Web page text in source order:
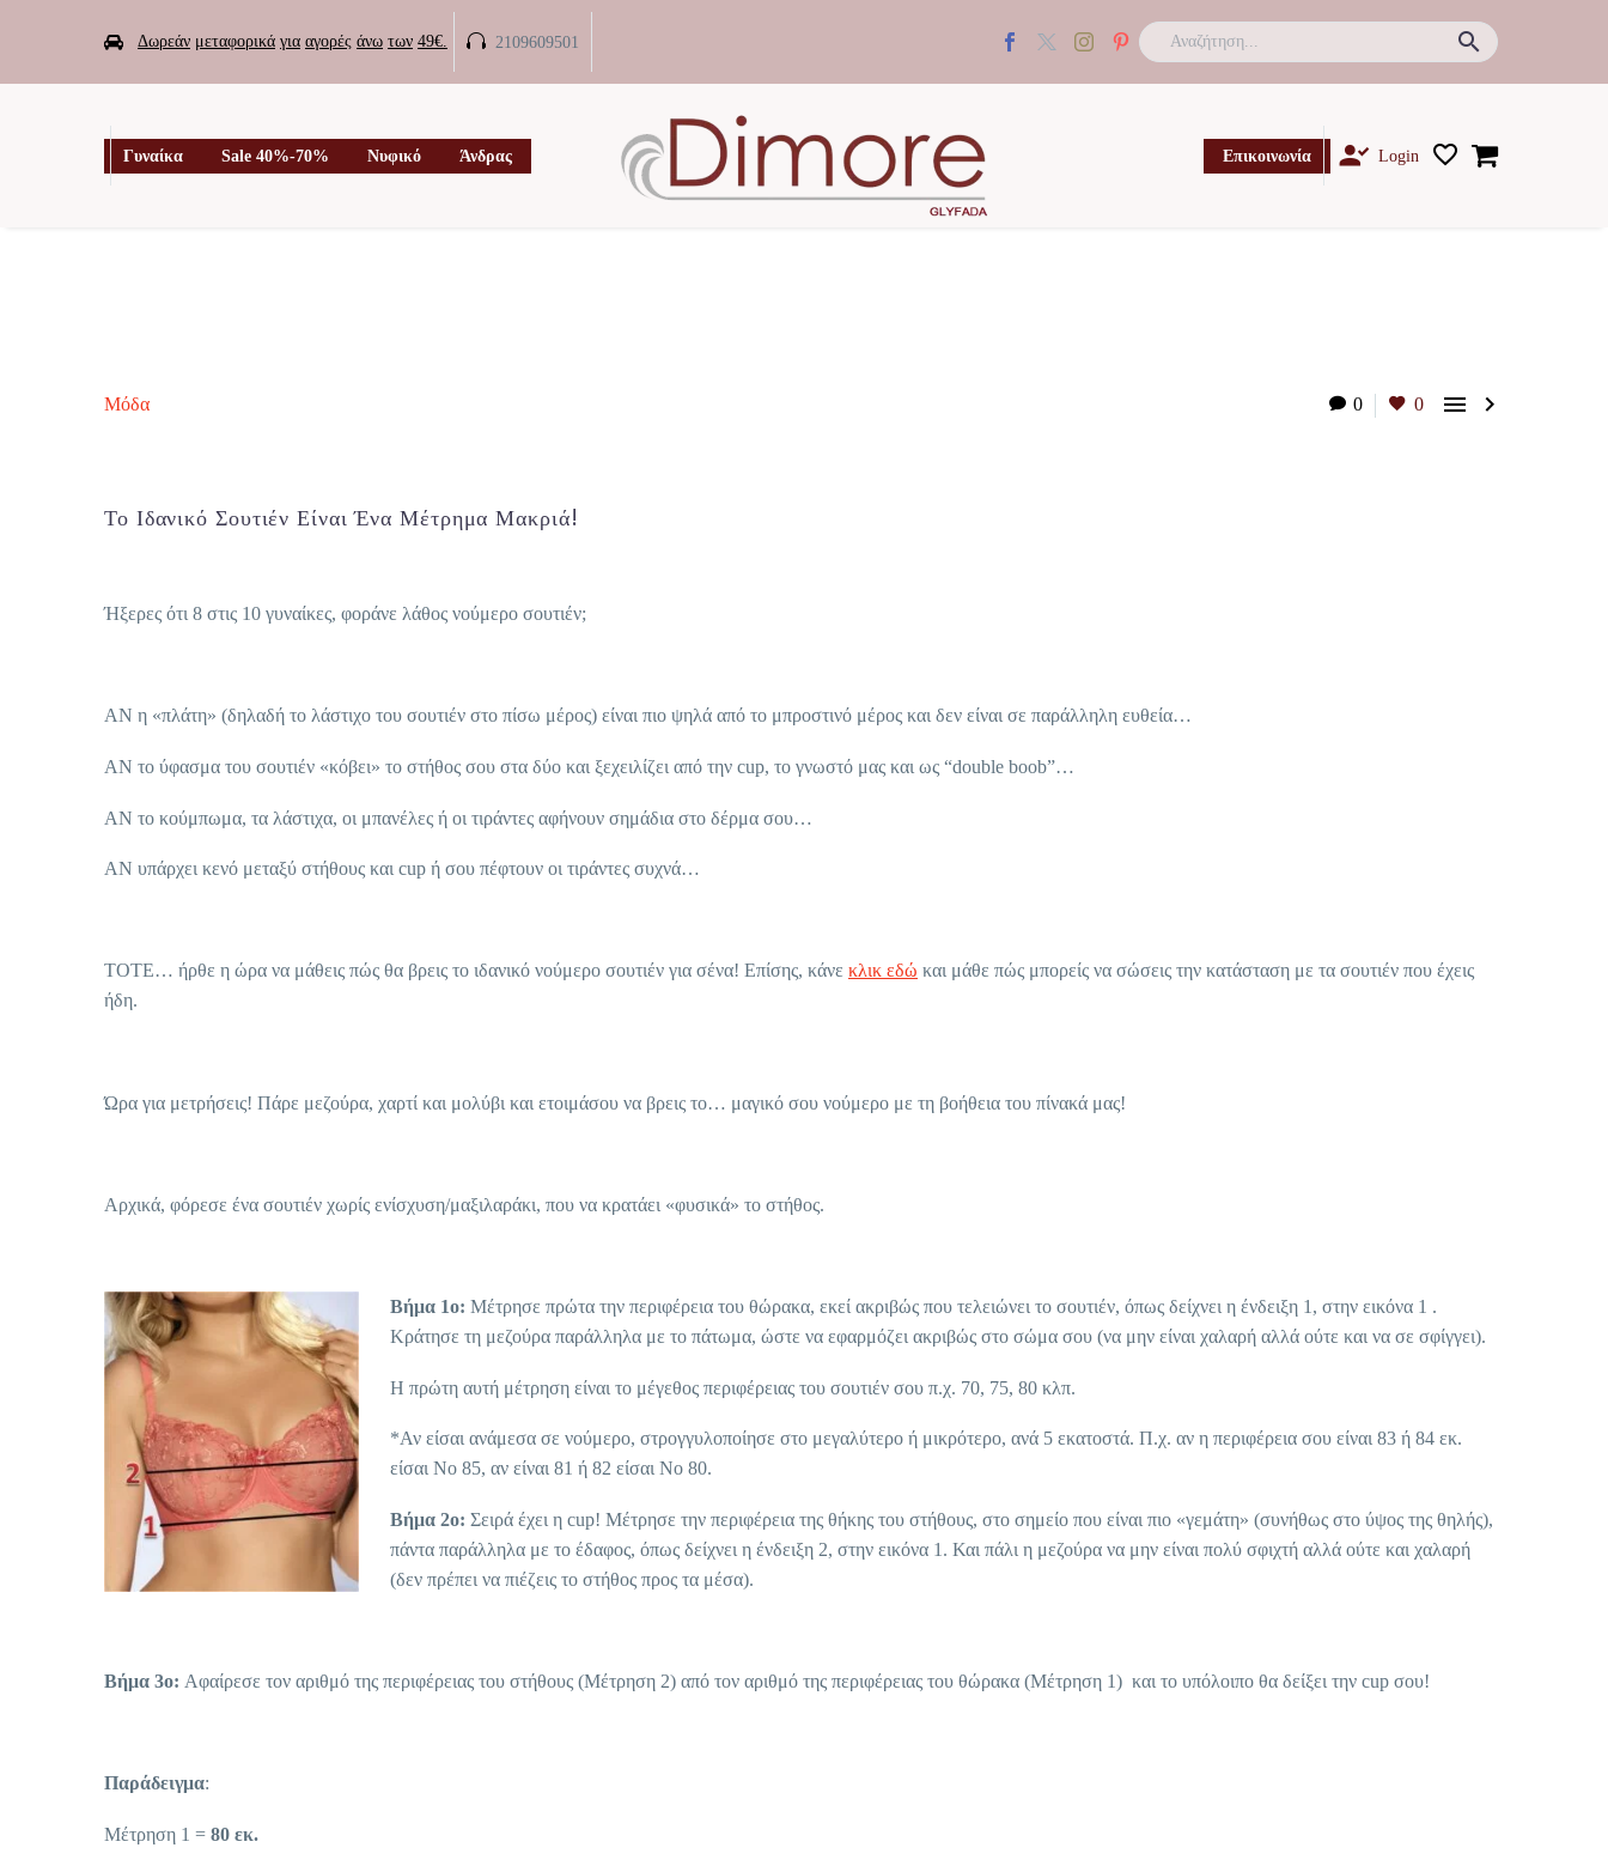
 Δωρεάν μεταφορικά για αγορές άνω των 49€. 
 2109609501
Γυναίκα Sale 40%-70% Νυφικό Άνδρας Επικοινωνία  Login
0 0  
Μόδα
Το Ιδανικό Σουτιέν Είναι Ένα Μέτρημα Μακριά!
Ήξερες ότι 8 στις 10 γυναίκες, φοράνε λάθος νούμερο σουτιέν;
ΑΝ η «πλάτη» (δηλαδή το λάστιχο του σουτιέν στο πίσω μέρος) είναι πιο ψηλά από το μπροστινό μέρος και δεν είναι σε παράλληλη ευθεία…
ΑΝ το ύφασμα του σουτιέν «κόβει» το στήθος σου στα δύο και ξεχειλίζει από την cup, το γνωστό μας και ως “double boob”…
AN το κούμπωμα, τα λάστιχα, οι μπανέλες ή οι τιράντες αφήνουν σημάδια στο δέρμα σου…
ΑΝ υπάρχει κενό μεταξύ στήθους και cup ή σου πέφτουν οι τιράντες συχνά…
ΤΟΤΕ… ήρθε η ώρα να μάθεις πώς θα βρεις το ιδανικό νούμερο σουτιέν για σένα! Επίσης, κάνε κλικ εδώ και μάθε πώς μπορείς να σώσεις την κατάσταση με τα σουτιέν που έχεις
ήδη.
Ώρα για μετρήσεις! Πάρε μεζούρα, χαρτί και μολύβι και ετοιμάσου να βρεις το… μαγικό σου νούμερο με τη βοήθεια του πίνακά μας!
Αρχικά, φόρεσε ένα σουτιέν χωρίς ενίσχυση/μαξιλαράκι, που να κρατάει «φυσικά» το στήθος.
Βήμα 1ο: Μέτρησε πρώτα την περιφέρεια του θώρακα, εκεί ακριβώς που τελειώνει το σουτιέν, όπως δείχνει η ένδειξη 1, στην εικόνα 1 .
Κράτησε τη μεζούρα παράλληλα με το πάτωμα, ώστε να εφαρμόζει ακριβώς στο σώμα σου (να μην είναι χαλαρή αλλά ούτε και να σε σφίγγει).
Η πρώτη αυτή μέτρηση είναι το μέγεθος περιφέρειας του σουτιέν σου π.χ. 70, 75, 80 κλπ.
*Αν είσαι ανάμεσα σε νούμερο, στρογγυλοποίησε στο μεγαλύτερο ή μικρότερο, ανά 5 εκατοστά. Π.χ. αν η περιφέρεια σου είναι 83 ή 84 εκ.
είσαι Νο 85, αν είναι 81 ή 82 είσαι Νο 80.
Βήμα 2ο: Σειρά έχει η cup! Μέτρησε την περιφέρεια της θήκης του στήθους, στο σημείο που είναι πιο «γεμάτη» (συνήθως στο ύψος της θηλής),
πάντα παράλληλα με το έδαφος, όπως δείχνει η ένδειξη 2, στην εικόνα 1. Και πάλι η μεζούρα να μην είναι πολύ σφιχτή αλλά ούτε και χαλαρή
(δεν πρέπει να πιέζεις το στήθος προς τα μέσα).
Βήμα 3ο: Αφαίρεσε τον αριθμό της περιφέρειας του στήθους (Μέτρηση 2) από τον αριθμό της περιφέρειας του θώρακα (Μέτρηση 1) και το υπόλοιπο θα δείξει την cup σου!
Παράδειγμα:
Μέτρηση 1 = 80 εκ.